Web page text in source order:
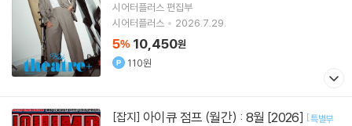
시어터플러스 편집부
시어터플러스
2026.7.29.
5% 10,450원
110원
[잡지] 아이큐 점프 (월간) : 8월 [2026] [특별부